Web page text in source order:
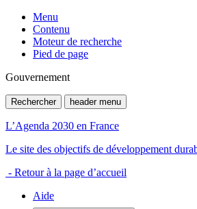
Menu
Contenu
Moteur de recherche
Pied de page
Gouvernement
Rechercher header menu
L’Agenda 2030 en France
Le site des objectifs de développement
- Retour à la page d’accueil
Aide